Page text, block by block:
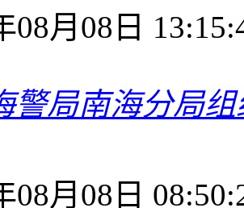
08月08日
警局南海分局
08月08日